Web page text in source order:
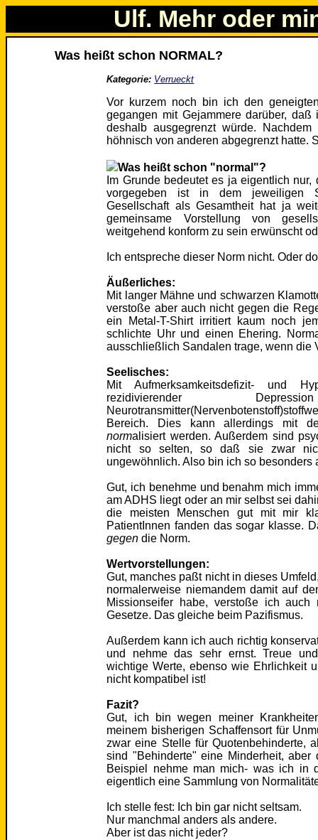
Ulf. Mehr oder
Was heißt schon NORMAL?
Kategorie: Verrueckt
Vor kurzem noch bin ich den
gegangen mit Gejammere darüber,
deshalb ausgegrenzt würde.
höhnisch von anderen abgegrenzt hatte.
Was heißt schon "normal"?
Im Grunde bedeutet es ja eigentlich
vorgegeben ist in dem jeweiligen
Gesellschaft als Gesamtheit hat ja
gemeinsame Vorstellung von
weitgehend konform zu sein erwünscht
Ich entspreche dieser Norm nicht. Oder
Äußerliches:
Mit langer Mähne und schwarzen
verstoße aber auch nicht gegen die
ein Metal-T-Shirt irritiert kaum noch
schlichte Uhr und einen Ehering.
ausschließlich Sandalen trage, wenn die
Seelisches:
Mit Aufmerksamkeitsdefizit- und
rezidivierender
Bereich. Dies kann allerdings mit
normalisiert werden. Außerdem sind
nicht so selten, so daß sie zwar
ungewöhnlich. Also bin ich so besonders
Gut, ich benehme und benahm mich
am ADHS liegt oder an mir selbst sei
die meisten Menschen gut mit mir
PatientInnen fanden das sogar klasse.
gegen die Norm.
Wertvorstellungen:
Gut, manches paßt nicht in dieses
normalerweise niemandem damit auf
Missionseifer habe, verstoße ich
Gesetze. Das gleiche beim Pazifismus.
Außerdem kann ich auch richtig
und nehme das sehr ernst. Treue
wichtige Werte, ebenso wie Ehrlichkeit
nicht kompatibel ist!
Fazit?
Gut, ich bin wegen meiner
meinem bisherigen Schaffensort für
zwar eine Stelle für Quotenbehinderte,
sind "Behinderte" eine Minderheit, aber
Beispiel nehme man mich- was ich in
eigentlich eine Sammlung von
Ich stelle fest: Ich bin gar nicht seltsam.
Nur manchmal anders als andere.
Aber ist das nicht jeder?